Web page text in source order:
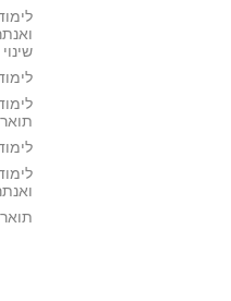
תואר